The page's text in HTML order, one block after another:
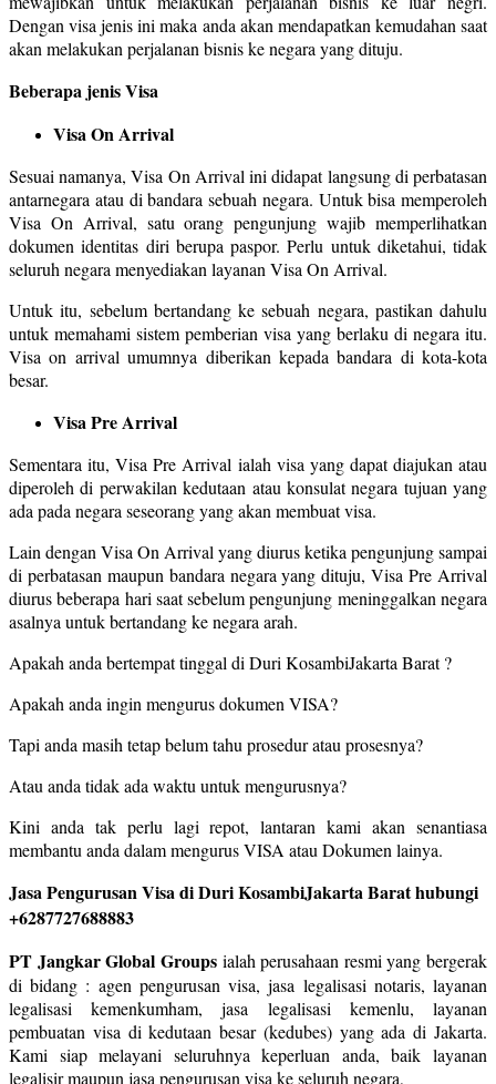
Dengan visa jenis ini maka anda akan mendapatkan kemudahan saat
akan melakukan perjalanan bisnis ke negara yang dituju.
Beberapa jenis Visa
Visa On Arrival
Sesuai namanya, Visa On Arrival ini didapat langsung di perbatasan
antarnegara atau di bandara sebuah negara. Untuk bisa memperoleh
Visa On Arrival, satu orang pengunjung wajib memperlihatkan
dokumen identitas diri berupa paspor. Perlu untuk diketahui, tidak
seluruh negara menyediakan layanan Visa On Arrival.
Untuk itu, sebelum bertandang ke sebuah negara, pastikan dahulu
untuk memahami sistem pemberian visa yang berlaku di negara itu.
Visa on arrival umumnya diberikan kepada bandara di kota-kota
besar.
Visa Pre Arrival
Sementara itu, Visa Pre Arrival ialah visa yang dapat diajukan atau
diperoleh di perwakilan kedutaan atau konsulat negara tujuan yang
ada pada negara seseorang yang akan membuat visa.
Lain dengan Visa On Arrival yang diurus ketika pengunjung sampai
di perbatasan maupun bandara negara yang dituju, Visa Pre Arrival
diurus beberapa hari saat sebelum pengunjung meninggalkan negara
asalnya untuk bertandang ke negara arah.
Apakah anda bertempat tinggal di Duri KosambiJakarta Barat ?
Apakah anda ingin mengurus dokumen VISA?
Tapi anda masih tetap belum tahu prosedur atau prosesnya?
Atau anda tidak ada waktu untuk mengurusnya?
Kini anda tak perlu lagi repot, lantaran kami akan senantiasa
membantu anda dalam mengurus VISA atau Dokumen lainya.
Jasa Pengurusan Visa di Duri KosambiJakarta Barat hubungi
+6287727688883
PT Jangkar Global Groupsialah perusahaan resmi yang bergerak
di bidang : agen pengurusan visa, jasa legalisasi notaris, layanan
legalisasi kemenkumham, jasa legalisasi kemenlu, layanan
pembuatan visa di kedutaan besar (kedubes) yang ada di Jakarta.
Kami siap melayani seluruhnya keperluan anda, baik layanan
legalisir maupun jasa pengurusan visa ke seluruh negara,